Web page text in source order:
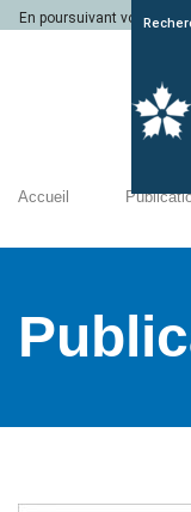
En poursuivant votre
Accueil